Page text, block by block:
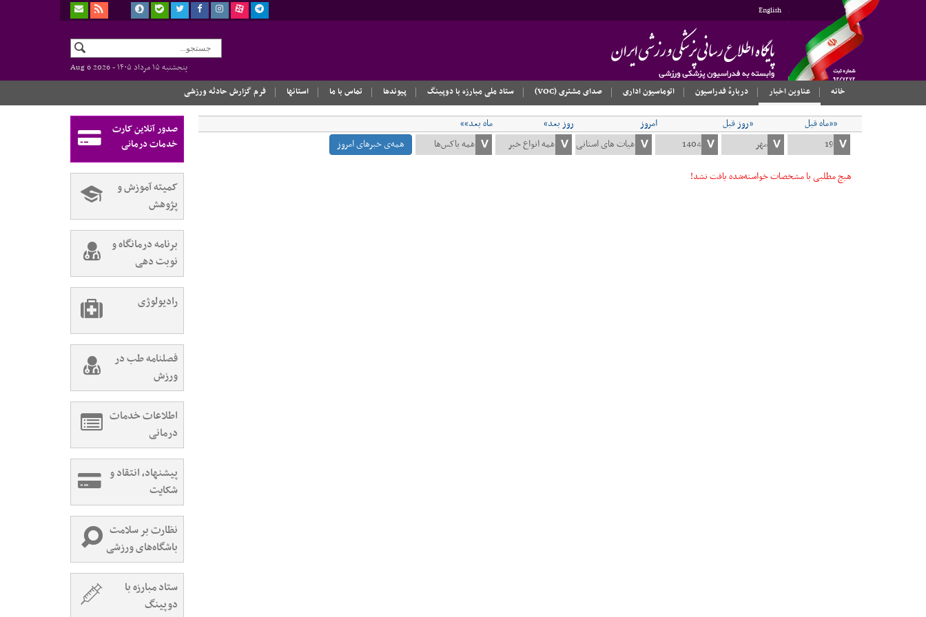
English
پنجشنبه ۱۵ مرداد ۱۴۰۵ -
Aug 6 2026
خانه
عناوین اخبار دربارهٔ فدراسیون اتوماسیون اداری صدای مشتری (VOC) ستاد ملی مبارزه با دوپینگ پیوندها تماس با ما استانها فرم گزارش حادثه ورزشی
««ماه قبل «روز قبل امروز روز بعد»
ماه بعد»»
همه‌ی خبرهای امروز
هیچ مطلبی با مشخصات خواسته‌شده یافت نشد!
صدور آنلاین کارت
خدمات درمانی
کمیته آموزش و
پژوهش
برنامه درمانگاه و
نوبت دهی
رادیولوژی
فصلنامه طب در
ورزش
اطلاعات خدمات
درمانی
پیشنهاد، انتقاد و
شکایت
نظارت بر سلامت
باشگاه‌های ورزشی
ستاد مبارزه با
دوپینگ